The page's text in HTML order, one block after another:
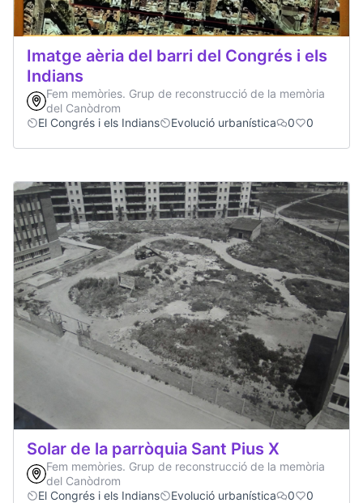
Imatge aèria del barri del Congrés i els
Indians
Fem memòries. Grup de reconstrucció de la memòria
del Canòdrom
El Congrés i els Indians
Evolució urbanística 0 0
Solar de la parròquia Sant Pius X
Fem memòries. Grup de reconstrucció de la memòria
del Canòdrom
El Congrés i els Indians
Evolució urbanística 0 0